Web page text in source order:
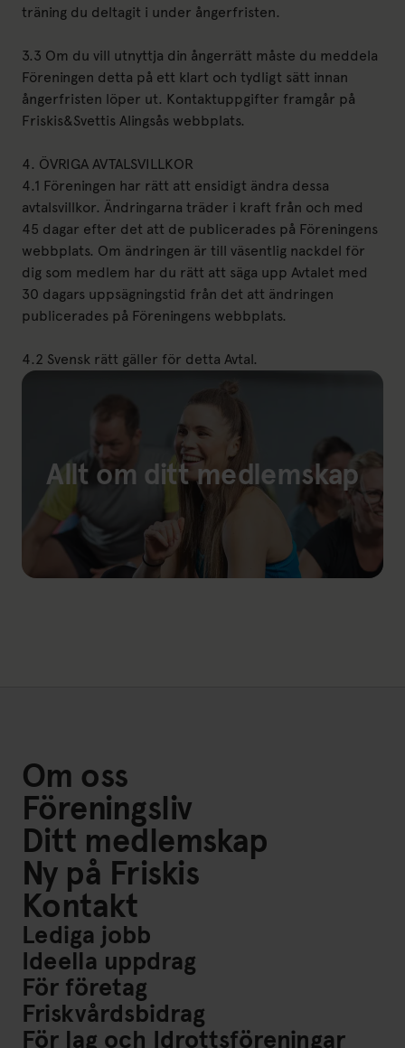
träning du deltagit i under ångerfristen.
3.3 Om du vill utnyttja din ångerrätt måste du meddela
Föreningen detta på ett klart och tydligt sätt innan
ångerfristen löper ut. Kontaktuppgifter framgår på
Friskis&Svettis Alingsås webbplats.
4. ÖVRIGA AVTALSVILLKOR
4.1 Föreningen har rätt att ensidigt ändra dessa
avtalsvillkor. Ändringarna träder i kraft från och med
45 dagar efter det att de publicerades på Föreningens
webbplats. Om ändringen är till väsentlig nackdel för
dig som medlem har du rätt att säga upp Avtalet med
30 dagars uppsägningstid från det att ändringen
publicerades på Föreningens webbplats.
4.2 Svensk rätt gäller för detta Avtal.
Allt om ditt medlemskap
Om oss
Föreningsliv
Ditt medlemskap
Ny på Friskis
Kontakt
Lediga jobb
Ideella uppdrag
För företag
Friskvårdsbidrag
För lag och Idrottsföreningar